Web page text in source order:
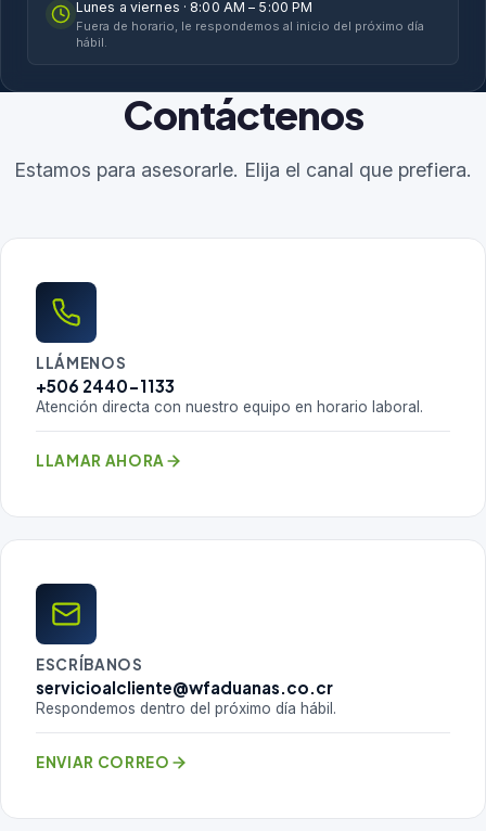
Lunes a viernes · 8:00 AM – 5:00 PM
Fuera de horario, le respondemos al inicio del próximo día
hábil.
Contáctenos
Estamos para asesorarle. Elija el canal que prefiera.
LLÁMENOS
+506 2440-1133
Atención directa con nuestro equipo en horario laboral.
LLAMAR AHORA
ESCRÍBANOS
servicioalcliente@wfaduanas.co.cr
Respondemos dentro del próximo día hábil.
ENVIAR CORREO